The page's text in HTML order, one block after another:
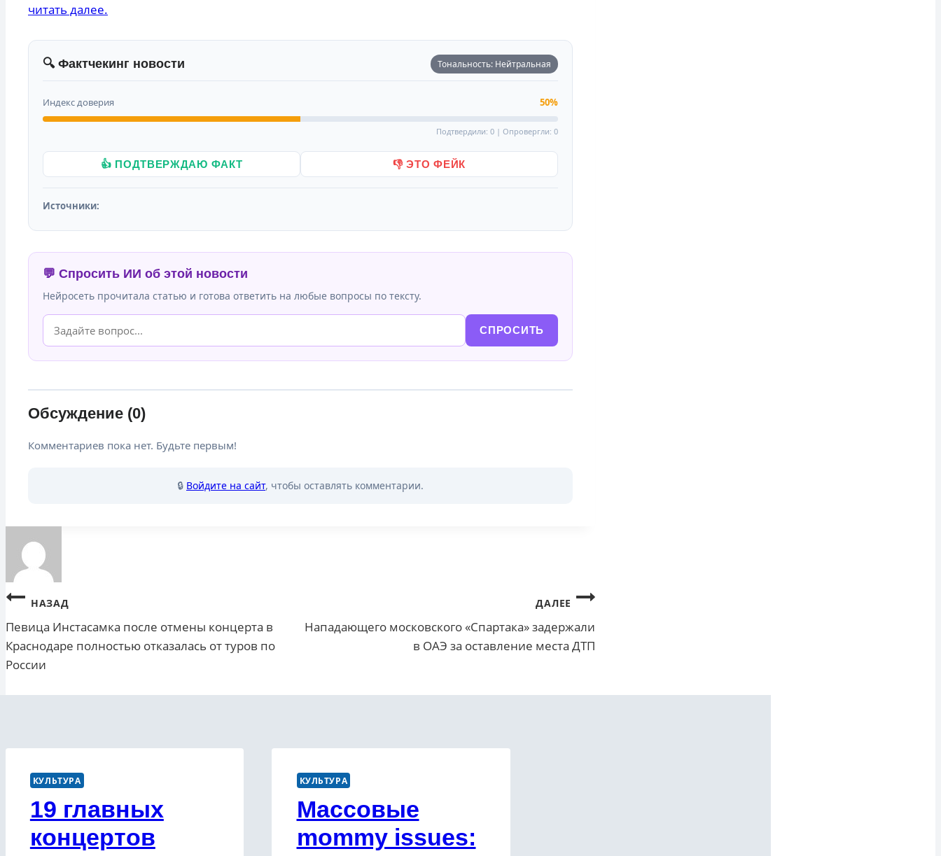
читать далее.
🔍 Фактчекинг новости Тональность: Нейтральная
Индекс доверия 50%
Подтвердили: 0 | Опровергли: 0
👍 ПОДТВЕРЖДАЮ ФАКТ 👎 ЭТО ФЕЙК
Источники:
💬 Спросить ИИ об этой новости
Нейросеть прочитала статью и готова ответить на любые вопросы по тексту.
СПРОСИТЬ
Обсуждение (0)
Комментариев пока нет. Будьте первым!
🔒 Войдите на сайт, чтобы оставлять комментарии.
Навигация
по
записям
НАЗАД
Певица Инстасамка после отмены концерта в
Краснодаре полностью отказалась от туров по
России
ДАЛЕЕ
Нападающего московского «Спартака» задержали
в ОАЭ за оставление места ДТП
КУЛЬТУРА
19 главных
концертов
КУЛЬТУРА
Массовые
mommy issues: